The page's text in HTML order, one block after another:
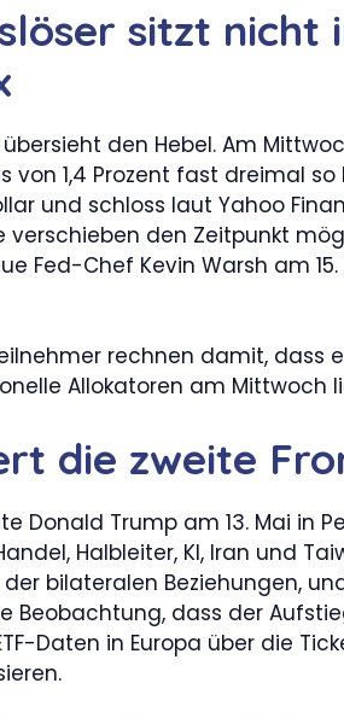
sitzt nicht
den Hebel. Am
1,4 Prozent fast dreimal
und schloss laut Yahoo
den Zeitpunkt
Fed-Chef Kevin Warsh am
rechnen damit,
Allokatoren am
die zweite
Donald Trump am 13. Mai in
Halbleiter, KI, Iran und
bilateralen Beziehungen,
Beobachtung, dass der
Daten in Europa über die